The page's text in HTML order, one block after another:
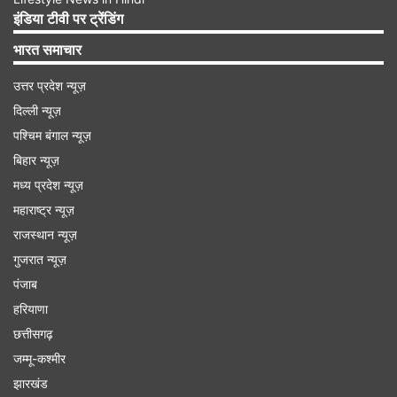
शपथ दिलाई। पदभार ग्रहण करने के बाद, उन्होंने चेन्नई के
पेरियार थिदल स्थित थंथाई पेरियार ईवी रामास्वामी स्मारक पर
समाज सुधारक ईवी रामास्वामी (पेरियार) को श्रद्धांजलि अर्पित
की। उन्होंने द्रविड़ कजगम के अध्यक्ष के. वीरमणि से भी
मुलाकात की।
इंडिया टीवी पर ट्रेंडिंग
भारत समाचार
उत्तर प्रदेश न्यूज़
दिल्ली न्यूज़
पश्चिम बंगाल न्यूज़
बिहार न्यूज़
मध्य प्रदेश न्यूज़
महाराष्ट्र न्यूज़
राजस्थान न्यूज़
गुजरात न्यूज़
पंजाब
हरियाणा
छत्तीसगढ़
जम्मू-कश्मीर
झारखंड